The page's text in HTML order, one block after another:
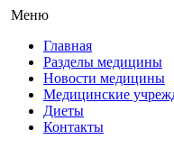
Меню
Главная
Разделы медицины
Новости медицины
Медицинские
Диеты
Контакты